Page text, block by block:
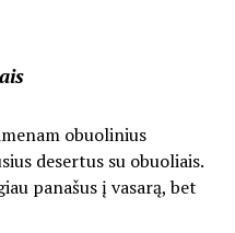
obuolinius
desertus su obuoliais.
panašus į vasarą, bet